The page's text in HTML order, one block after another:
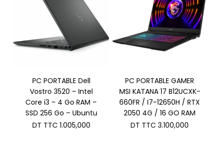
PC PORTABLE Dell
Vostro 3520 – Intel
Core i3 – 4 Go RAM –
SSD 256 Go – Ubuntu
DT TTC 1.005,000
PC PORTABLE GAMER
MSI KATANA 17 B12UCXK-
660FR / I7-12650H / RTX
2050 4G / 16 GO RAM
DT TTC 3.100,000